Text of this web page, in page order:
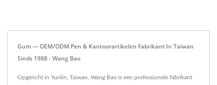
Gum — OEM/ODM Pen & Kantoorartikelen Fabrikant In Taiwan
Sinds 1988 - Wang Bao
Opgericht in Yunlin, Taiwan, Wang Bao is een professionele fabrikant